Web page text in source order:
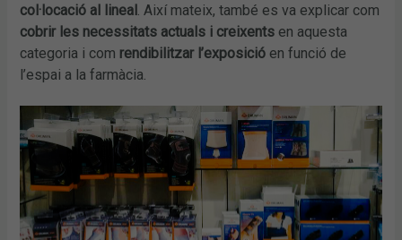
col·locació al lineal . Així mateix, també es va explicar com
cobrir les necessitats actuals i creixents en aquesta
categoria i com rendibilitzar l’exposició en funció de
l’espai a la farmàcia.